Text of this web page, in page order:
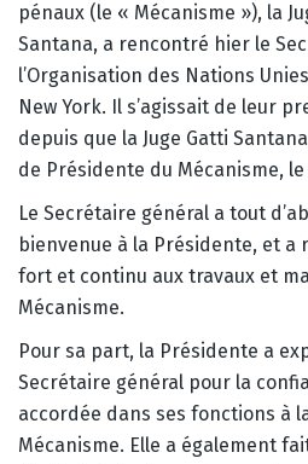
pénaux (le « Mécanisme »), la
Santana, a rencontré hier le
l’Organisation des Nations
New York. Il s’agissait de leur
depuis que la Juge Gatti
de Présidente du Mécanisme, le
Le Secrétaire général a tout
bienvenue à la Présidente, et a
fort et continu aux travaux et
Mécanisme.
Pour sa part, la Présidente a
Secrétaire général pour la
accordée dans ses fonctions à
Mécanisme. Elle a également